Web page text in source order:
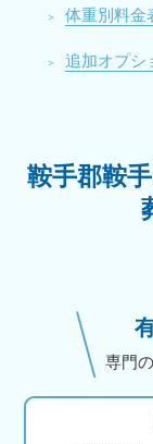
体重別料金
追加オプシ
鞍手郡鞍
専門